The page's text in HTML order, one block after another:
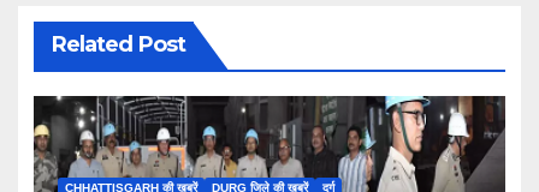
Related Post
CHHATTISGARH की खबरें DURG जिले की खबरें दुर्ग